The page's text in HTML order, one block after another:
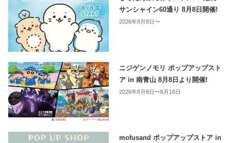
サンシャイン60通り 8月8日開催!
2026年8月8日〜
ニジゲンノモリ ポップアップスト
ア in 南青山 8月8日より開催!
2026年8月8日〜8月16日
mofusand ポップアップストア in